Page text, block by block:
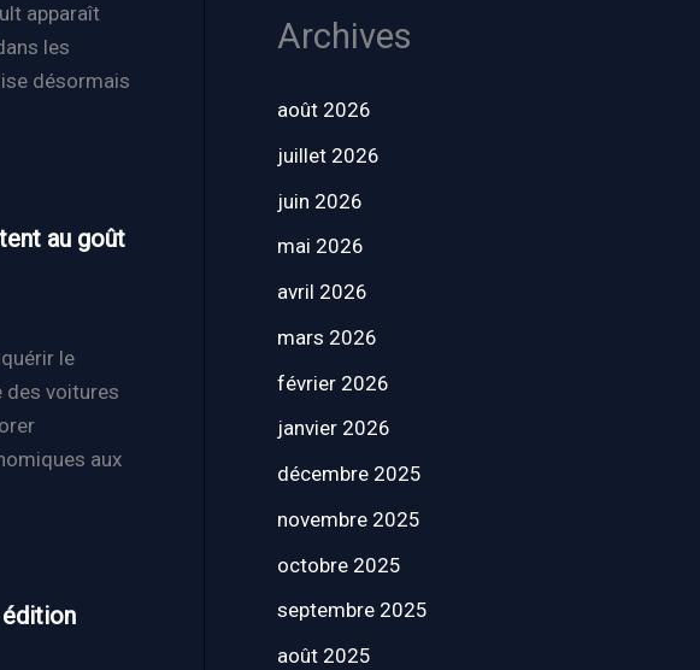
apparaît
les
désormais
au goût
le
des voitures
aux
édition
Archives
août 2026
juillet 2026
juin 2026
mai 2026
avril 2026
mars 2026
février 2026
janvier 2026
décembre 2025
novembre 2025
octobre 2025
septembre 2025
août 2025